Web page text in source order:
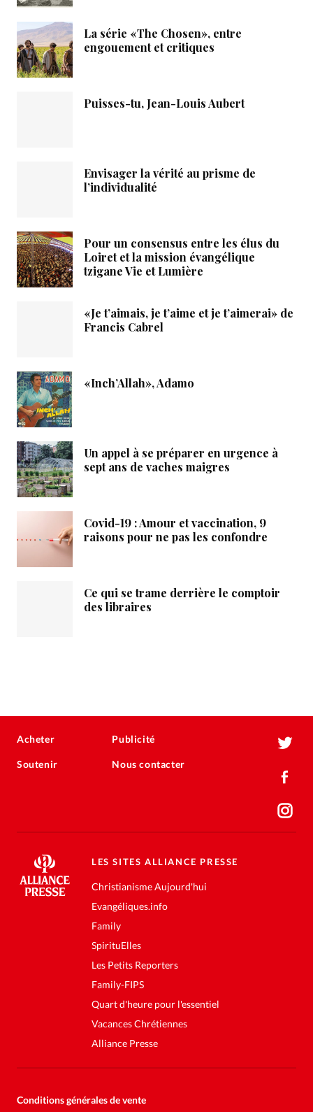
La série «The Chosen», entre
engouement et critiques
Puisses-tu, Jean-Louis Aubert
Envisager la vérité au prisme de
l’individualité
Pour un consensus entre les élus du
Loiret et la mission évangélique
tzigane Vie et Lumière
«Je t’aimais, je t’aime et je t’aimerai» de
Francis Cabrel
«Inch’Allah», Adamo
Un appel à se préparer en urgence à
sept ans de vaches maigres
Covid-19 : Amour et vaccination, 9
raisons pour ne pas les confondre
Ce qui se trame derrière le comptoir
des libraires
Acheter
Soutenir
Publicité
Nous contacter
LES SITES ALLIANCE PRESSE
Christianisme Aujourd'hui
Evangéliques.info
Family
SpirituElles
Les Petits Reporters
Family-FIPS
Quart d'heure pour l'essentiel
Vacances Chrétiennes
Alliance Presse
Conditions générales de vente